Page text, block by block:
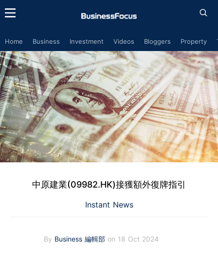
Home Business Investment Videos Bloggers Property
中原建業(09982.HK)接獲額外復牌指引
Instant News
By Business 編輯部 on 18 Oct 2024